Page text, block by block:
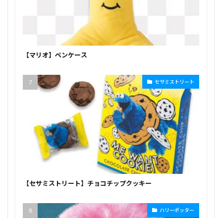
【マリオ】ペンケース
セサミストリート
【セサミストリート】チョコチップクッキー
ハリーポッター